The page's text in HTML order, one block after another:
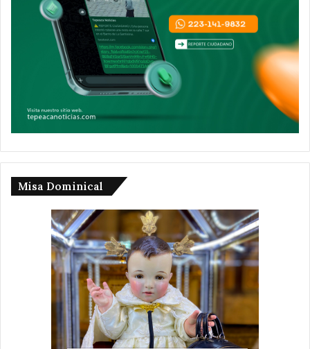
Misa Dominical